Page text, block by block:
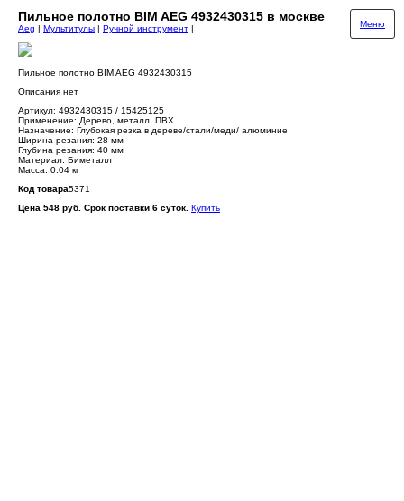
Пильное полотно BIM AEG 4932430315 в москве
Меню
Aeg | Мультитулы | Ручной инструмент |
Пильное полотно BIM AEG 4932430315
Описания нет
Артикул: 4932430315 / 15425125
Применение: Дерево, металл, ПВХ
Назначение: Глубокая резка в дереве/стали/меди/ алюминие
Ширина резания: 28 мм
Глубина резания: 40 мм
Материал: Биметалл
Масса: 0.04 кг
Код товара5371
Цена 548 руб. Срок поставки 6 суток. Купить